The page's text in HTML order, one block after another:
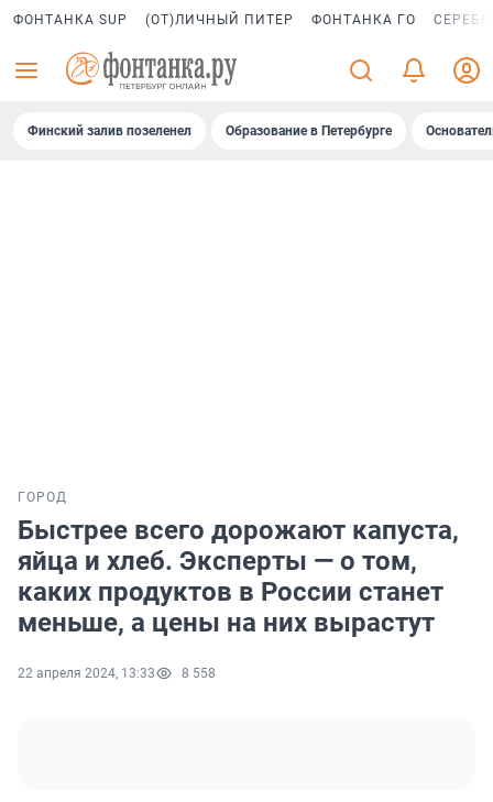
ФОНТАНКА SUP (ОТ)ЛИЧНЫЙ ПИТЕР ФОНТАНКА ГО
Финский залив позеленел Образование в Петербурге
ГОРОД
Быстрее всего дорожают капуста,
яйца и хлеб. Эксперты — о том,
каких продуктов в России станет
меньше, а цены на них вырастут
22 апреля 2024, 13:33 8 558